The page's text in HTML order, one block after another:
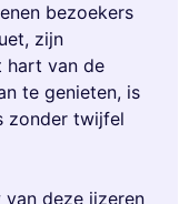
bezoekers
zijn
hart van de
te genieten, is
zonder twijfel
deze ijzeren